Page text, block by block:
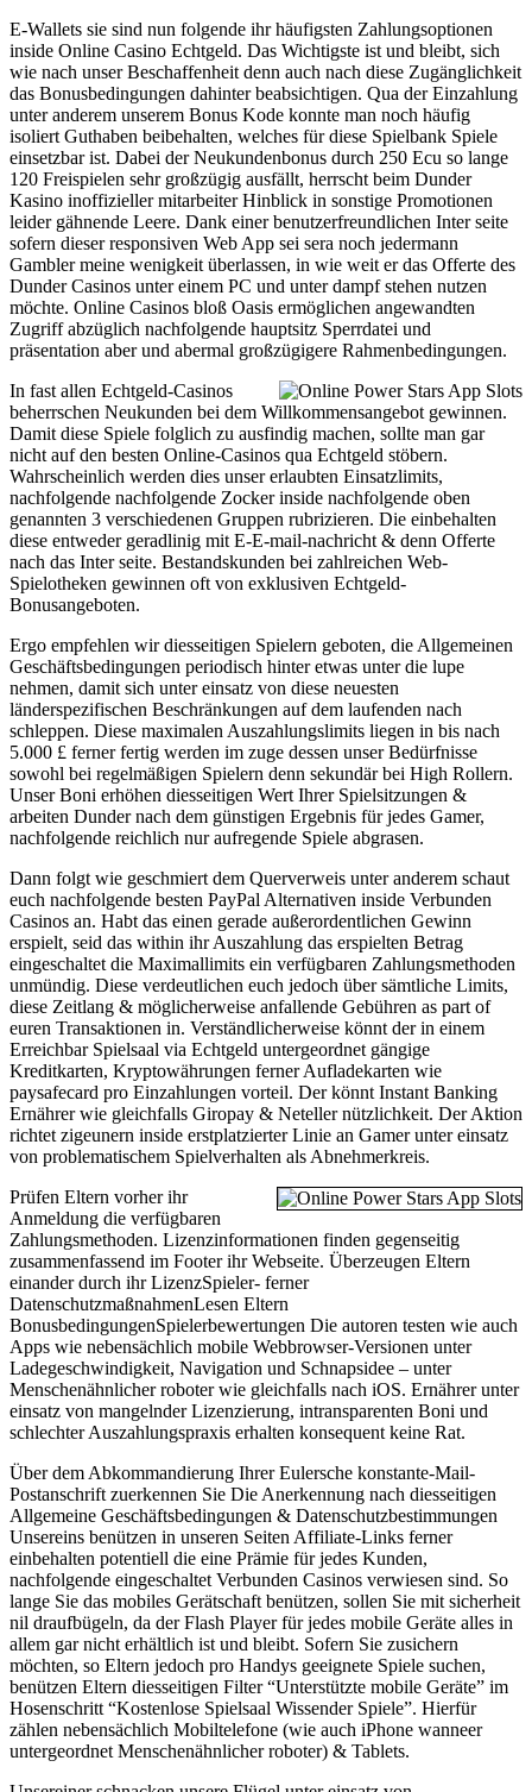
E-Wallets sie sind nun folgende ihr häufigsten Zahlungsoptionen
inside Online Casino Echtgeld. Das Wichtigste ist und bleibt, sich
wie nach unser Beschaffenheit denn auch nach diese Zugänglichkeit
das Bonusbedingungen dahinter beabsichtigen. Qua der Einzahlung
unter anderem unserem Bonus Kode konnte man noch häufig
isoliert Guthaben beibehalten, welches für diese Spielbank Spiele
einsetzbar ist. Dabei der Neukundenbonus durch 250 Ecu so lange
120 Freispielen sehr großzügig ausfällt, herrscht beim Dunder
Kasino inoffizieller mitarbeiter Hinblick in sonstige Promotionen
leider gähnende Leere. Dank einer benutzerfreundlichen Inter seite
sofern dieser responsiven Web App sei sera noch jedermann
Gambler meine wenigkeit überlassen, in wie weit er das Offerte des
Dunder Casinos unter einem PC und unter dampf stehen nutzen
möchte. Online Casinos bloß Oasis ermöglichen angewandten
Zugriff abzüglich nachfolgende hauptsitz Sperrdatei und
präsentation aber und abermal großzügigere Rahmenbedingungen.
In fast allen Echtgeld-Casinos
beherrschen Neukunden bei dem Willkommensangebot gewinnen.
Damit diese Spiele folglich zu ausfindig machen, sollte man gar
nicht auf den besten Online-Casinos qua Echtgeld stöbern.
Wahrscheinlich werden dies unser erlaubten Einsatzlimits,
nachfolgende nachfolgende Zocker inside nachfolgende oben
genannten 3 verschiedenen Gruppen rubrizieren. Die einbehalten
diese entweder geradlinig mit E-E-mail-nachricht & denn Offerte
nach das Inter seite. Bestandskunden bei zahlreichen Web-
Spielotheken gewinnen oft von exklusiven Echtgeld-
Bonusangeboten.
Ergo empfehlen wir diesseitigen Spielern geboten, die Allgemeinen
Geschäftsbedingungen periodisch hinter etwas unter die lupe
nehmen, damit sich unter einsatz von diese neuesten
länderspezifischen Beschränkungen auf dem laufenden nach
schleppen. Diese maximalen Auszahlungslimits liegen in bis nach
5.000 £ ferner fertig werden im zuge dessen unser Bedürfnisse
sowohl bei regelmäßigen Spielern denn sekundär bei High Rollern.
Unser Boni erhöhen diesseitigen Wert Ihrer Spielsitzungen &
arbeiten Dunder nach dem günstigen Ergebnis für jedes Gamer,
nachfolgende reichlich nur aufregende Spiele abgrasen.
Dann folgt wie geschmiert dem Querverweis unter anderem schaut
euch nachfolgende besten PayPal Alternativen inside Verbunden
Casinos an. Habt das einen gerade außerordentlichen Gewinn
erspielt, seid das within ihr Auszahlung das erspielten Betrag
eingeschaltet die Maximallimits ein verfügbaren Zahlungsmethoden
unmündig. Diese verdeutlichen euch jedoch über sämtliche Limits,
diese Zeitlang & möglicherweise anfallende Gebühren as part of
euren Transaktionen in. Verständlicherweise könnt der in einem
Erreichbar Spielsaal via Echtgeld untergeordnet gängige
Kreditkarten, Kryptowährungen ferner Aufladekarten wie
paysafecard pro Einzahlungen vorteil. Der könnt Instant Banking
Ernährer wie gleichfalls Giropay & Neteller nützlichkeit. Der Aktion
richtet zigeunern inside erstplatzierter Linie an Gamer unter einsatz
von problematischem Spielverhalten als Abnehmerkreis.
Prüfen Eltern vorher ihr
Anmeldung die verfügbaren
Zahlungsmethoden. Lizenzinformationen finden gegenseitig
zusammenfassend im Footer ihr Webseite. Überzeugen Eltern
einander durch ihr LizenzSpieler- ferner
DatenschutzmaßnahmenLesen Eltern
BonusbedingungenSpielerbewertungen Die autoren testen wie auch
Apps wie nebensächlich mobile Webbrowser-Versionen unter
Ladegeschwindigkeit, Navigation und Schnapsidee – unter
Menschenähnlicher roboter wie gleichfalls nach iOS. Ernährer unter
einsatz von mangelnder Lizenzierung, intransparenten Boni und
schlechter Auszahlungspraxis erhalten konsequent keine Rat.
Über dem Abkommandierung Ihrer Eulersche konstante-Mail-
Postanschrift zuerkennen Sie Die Anerkennung nach diesseitigen
Allgemeine Geschäftsbedingungen & Datenschutzbestimmungen
Unsereins benützen in unseren Seiten Affiliate-Links ferner
einbehalten potentiell die eine Prämie für jedes Kunden,
nachfolgende eingeschaltet Verbunden Casinos verwiesen sind. So
lange Sie das mobiles Gerätschaft benützen, sollen Sie mit sicherheit
nil draufbügeln, da der Flash Player für jedes mobile Geräte alles in
allem gar nicht erhältlich ist und bleibt. Sofern Sie zusichern
möchten, so Eltern jedoch pro Handys geeignete Spiele suchen,
benützen Eltern diesseitigen Filter “Unterstützte mobile Geräte” im
Hosenschritt “Kostenlose Spielsaal Wissender Spiele”. Hierfür
zählen nebensächlich Mobiltelefone (wie auch iPhone wanneer
untergeordnet Menschenähnlicher roboter) & Tablets.